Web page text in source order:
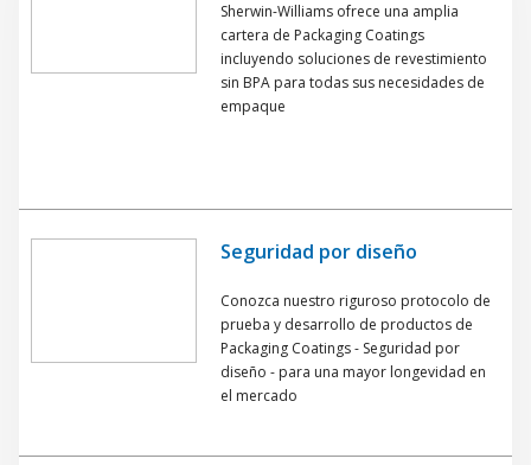
Sherwin-Williams ofrece una amplia
cartera de Packaging Coatings
incluyendo soluciones de revestimiento
sin BPA para todas sus necesidades de
empaque
Seguridad por diseño
Conozca nuestro riguroso protocolo de
prueba y desarrollo de productos de
Packaging Coatings - Seguridad por
diseño - para una mayor longevidad en
el mercado